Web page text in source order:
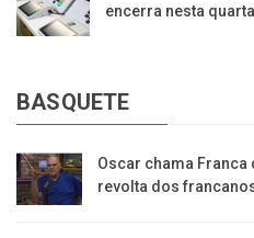
encerra nesta
BASQUETE
Oscar chama Franca
revolta dos